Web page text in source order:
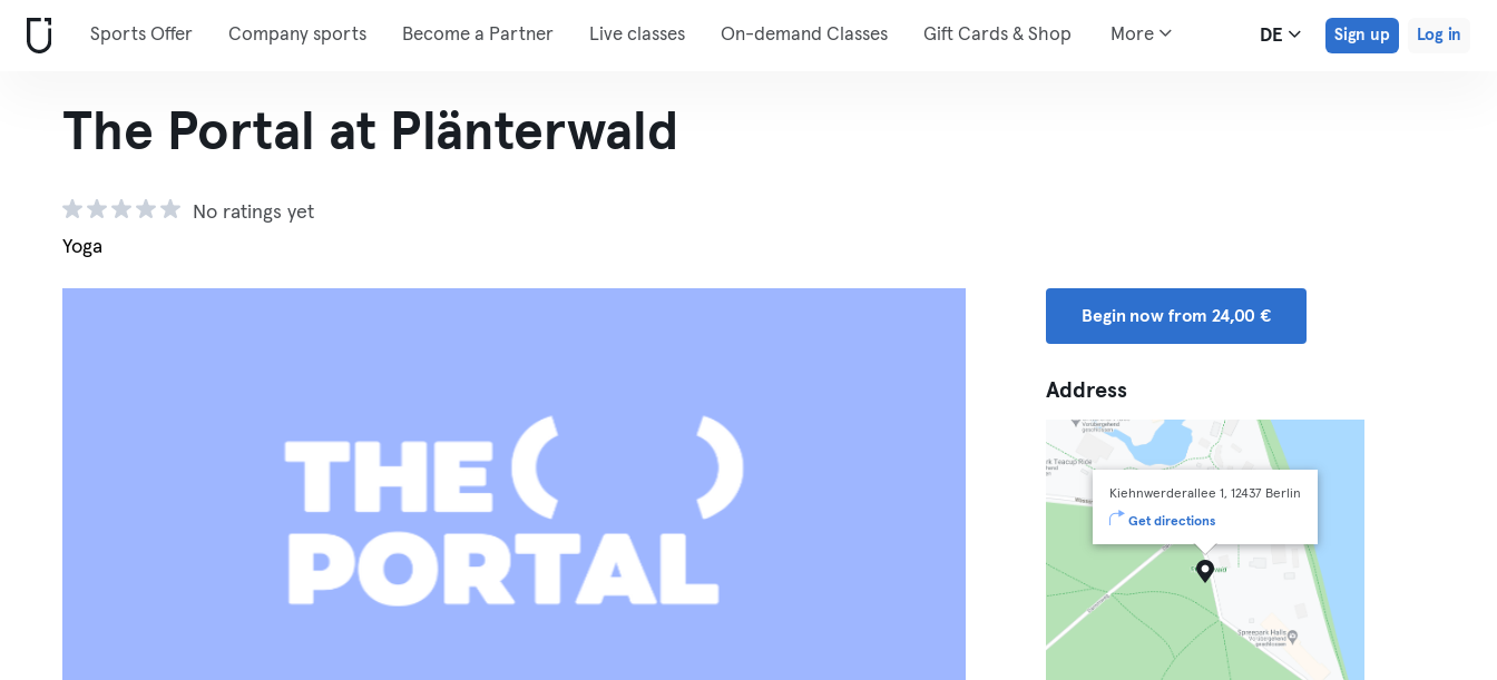
Sports Offer Company sports Become a Partner Live classes On-demand Classes Gift Cards & Shop More DE Sign up Log in
The Portal at Plänterwald
No ratings yet
Yoga
Begin now from 24,00 €
Address
Kiehnwerderallee 1, 12437 Berlin
Get directions